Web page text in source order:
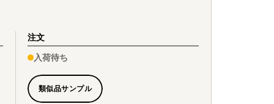
注文
入荷待ち
類似品サンプル